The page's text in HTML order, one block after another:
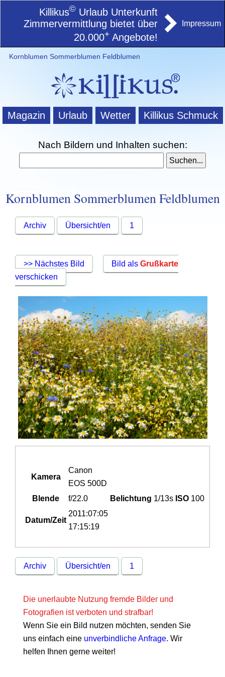
Killikus© Urlaub Unterkunft
Zimmervermittlung bietet über
20.000+ Angebote!
Impressum
Kornblumen Sommerblumen Feldblumen
Magazin Urlaub Wetter Killikus Schmuck
Nach Bildern und Inhalten suchen:
Kornblumen Sommerblumen Feldblumen
Archiv Übersicht/en 1
>> Nächstes Bild Bild alsGrußkarte
verschicken
Kamera
Canon
EOS 500D
Blende
f/22.0 Belichtung 1/13s ISO 100
Datum/Zeit
2011:07:05
17:15:19
Archiv Übersicht/en 1
Die unerlaubte Nutzung fremde Bilder und
Fotografien ist verboten und strafbar!
Wenn Sie ein Bild nutzen möchten, senden Sie
uns einfach eine unverbindliche Anfrage. Wir
helfen Ihnen gerne weiter!